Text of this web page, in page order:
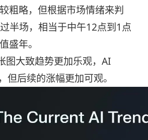
粗略，但根据市场情绪来判
半场，相当于中午12点到1点
盛年。
图大致趋势更加乐观，AI
后续的涨幅更加可观。